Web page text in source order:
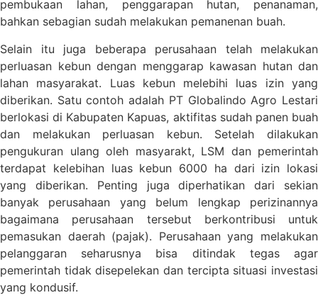
pembukaan lahan, penggarapan hutan, penanaman,
bahkan sebagian sudah melakukan pemanenan buah.
Selain itu juga beberapa perusahaan telah melakukan
perluasan kebun dengan menggarap kawasan hutan dan
lahan masyarakat. Luas kebun melebihi luas izin yang
diberikan. Satu contoh adalah PT Globalindo Agro Lestari
berlokasi di Kabupaten Kapuas, aktifitas sudah panen buah
dan melakukan perluasan kebun. Setelah dilakukan
pengukuran ulang oleh masyarakt, LSM dan pemerintah
terdapat kelebihan luas kebun 6000 ha dari izin lokasi
yang diberikan. Penting juga diperhatikan dari sekian
banyak perusahaan yang belum lengkap perizinannya
bagaimana perusahaan tersebut berkontribusi untuk
pemasukan daerah (pajak). Perusahaan yang melakukan
pelanggaran seharusnya bisa ditindak tegas agar
pemerintah tidak disepelekan dan tercipta situasi investasi
yang kondusif.